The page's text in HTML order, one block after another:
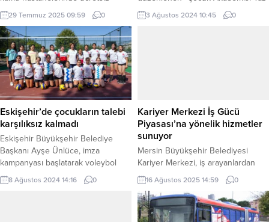
refakatçi desteği sunmayı
amaçlayan sosyal hizmet projesi
kapsamında İl Sağlık Müdürlüğü ile
iş birliği adımı attı KOCAELİ (İGFA) –
İzmit Belediyesi, refakatçisi
olmayan ihtiyaç sahibi yurttaşlar
için kamu hastanelerinde ücretsiz
refakatçi hizmeti sunmayı
hedefleyen yeni bir sosyal hizmet
modelini...
29 Temmuz 2025 09:59 0
Atölyeleri”, “Kadınların Derdi Ne?”
ve “Sağlıklı Yaşlanıyoruz”
vatandaşlardan büyük ilgi görüyor.
Yaz dönemi boyunca Nilüfer’in
farklı mahallelerinde...
3 Ağustos 2024 10:45 0
Eskişehir’de çocukların talebi
karşılıksız kalmadı
Eskişehir Büyükşehir Belediye
Başkanı Ayşe Ünlüce, imza
kampanyası başlatarak voleybol
sahası yapılmasını isteyen
çocukların talebine kayıtsız kalmadı.
8 Ağustos 2024 14:16 0
Kariyer Merkezi İş Gücü
Piyasası’na yönelik hizmetler
sunuyor
Mersin Büyükşehir Belediyesi
Kariyer Merkezi, iş arayanlardan
işverenlere kadar iş gücü
piyasasının tüm paydaşlarına
yönelik kapsamlı hizmetler
sunmaya devam ediyor. Merkez,
16 Ağustos 2025 14:59 0